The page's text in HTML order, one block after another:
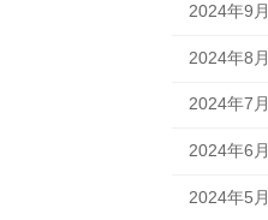
2024年9月
2024年8月
2024年7月
2024年6月
2024年5月